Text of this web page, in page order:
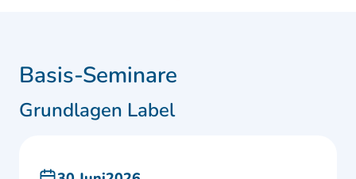
Basis-Seminare
Grundlagen Label